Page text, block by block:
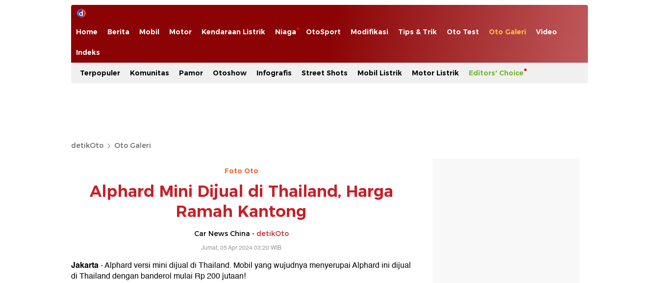
Home Berita Mobil Motor Kendaraan Listrik Niaga OtoSport Modifikasi Tips & Trik Oto Test Oto Galeri Video
Indeks
Terpopuler Komunitas Pamor Otoshow Infografis Street Shots Mobil Listrik Motor Listrik Editors' Choice
detikOto Oto Galeri
Foto Oto
Alphard Mini Dijual di Thailand, Harga
Ramah Kantong
Car News China - detikOto
Jumat, 05 Apr 2024 03:20 WIB
Jakarta- Alphard versi mini dijual di Thailand. Mobil yang wujudnya menyerupai Alphard ini dijual
di Thailand dengan banderol mulai Rp 200 jutaan!